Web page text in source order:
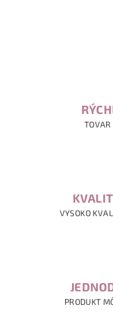
VYSOKO
PRODUKT